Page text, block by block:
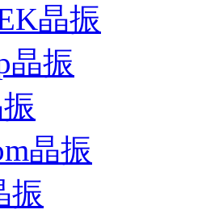
晶振
晶振
晶振
振